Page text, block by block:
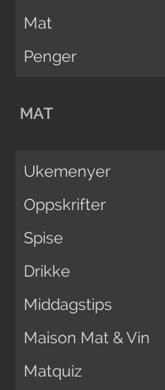
Mat
Penger
MAT
Ukemenyer
Oppskrifter
Spise
Drikke
Middagstips
Maison Mat & Vin
Matquiz